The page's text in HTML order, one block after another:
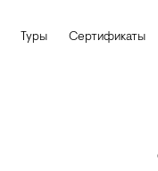
Туры Сертификаты